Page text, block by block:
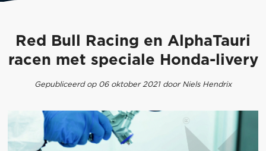
Red Bull Racing en AlphaTauri
racen met speciale Honda-livery
Gepubliceerd op 06 oktober 2021 door Niels Hendrix